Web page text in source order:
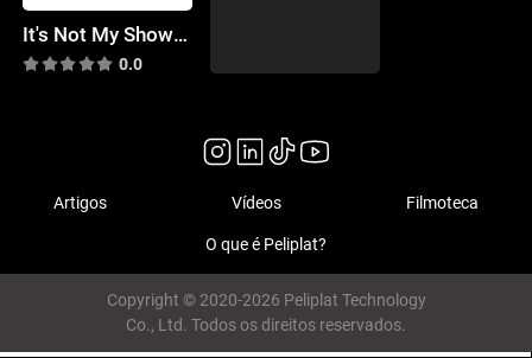
It's Not My Show! (the Craig Show)
0.0
Artigos Vídeos Filmoteca
O que é Peliplat?
Copyright © 2020-2026 Peliplat Technology
Co., Ltd. Todos os direitos reservados.